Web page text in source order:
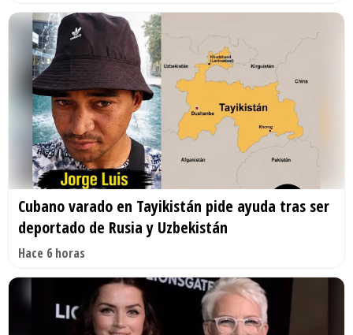
Cubano varado en Tayikistán pide ayuda tras ser
deportado de Rusia y Uzbekistán
Hace 6 horas